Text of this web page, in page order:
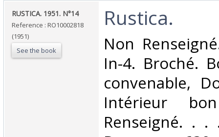
‎RUSTICA. 1951. N°14‎
Reference : RO10002818
(1951)
See the book
‎Rustica.‎
‎Non
In-4. Broché.
convenable,
Intérieur
Renseigné. . .